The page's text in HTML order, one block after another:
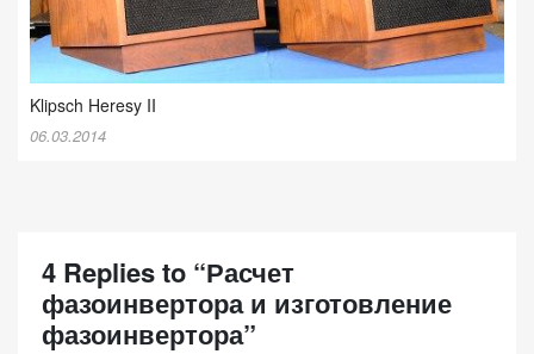
Klipsch Heresy II
06.03.2014
4 Replies to “Расчет
фазоинвертора и изготовление
фазоинвертора”